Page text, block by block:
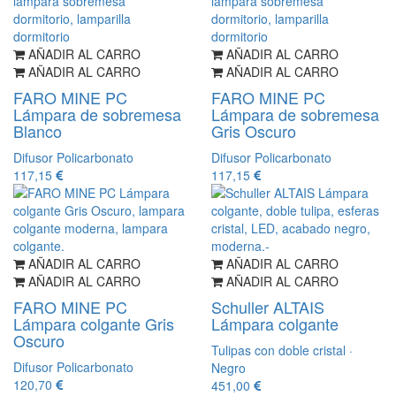
AÑADIR AL CARRO
AÑADIR AL CARRO
FARO MINE PC
Lámpara de sobremesa
Blanco
Difusor Policarbonato
117,15
AÑADIR AL CARRO
AÑADIR AL CARRO
FARO MINE PC
Lámpara de sobremesa
Gris Oscuro
Difusor Policarbonato
117,15
AÑADIR AL CARRO
AÑADIR AL CARRO
FARO MINE PC
Lámpara colgante Gris
Oscuro
Difusor Policarbonato
120,70
AÑADIR AL CARRO
AÑADIR AL CARRO
Schuller ALTAIS
Lámpara colgante
Tulipas con doble cristal ·
Negro
451,00